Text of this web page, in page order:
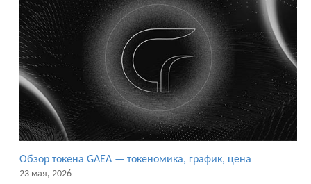
Обзор токена GAEA — токеномика, график, цена
23 мая, 2026